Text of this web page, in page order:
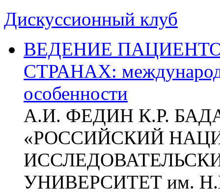
Дискуссионный клуб
ВЕДЕНИЕ
СТРАНАХ:
особенности
А.И. ФЕДИН К.Р.
«РОССИЙСКИЙ
УНИВЕРСИТЕТ им.